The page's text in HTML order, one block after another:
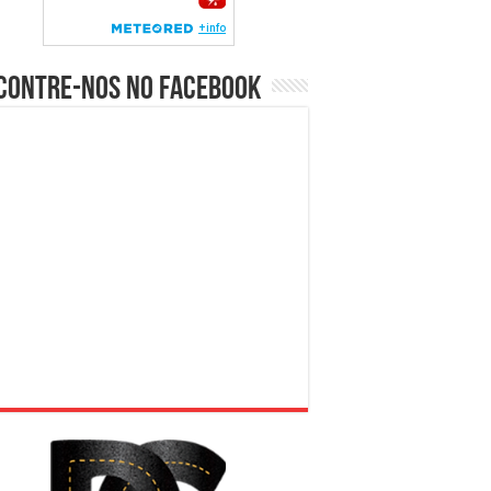
nos no Facebook